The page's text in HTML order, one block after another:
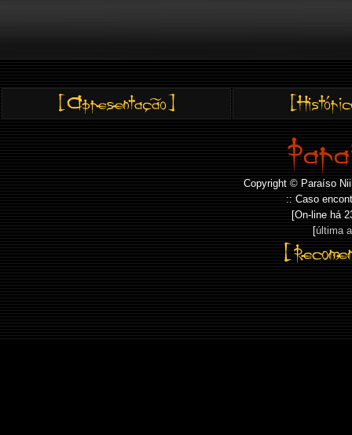
Copyright © Paraíso
:: Caso
[On-line há
[última